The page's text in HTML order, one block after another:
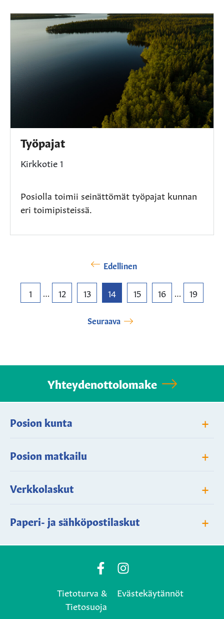
Työpajat
Kirkkotie 1
Posiolla toimii seinättömät työpajat kunnan
eri toimipisteissä.
Edellinen
1 12 13 14 15 16 19
Seuraava
Yhteydenottolomake
Posion kunta +
Posion matkailu +
Verkkolaskut +
Paperi- ja sähköpostilaskut +
Posio
Facebook
page
Posio
Instagram
Tietoturva &
Tietosuoja
Evästekäytännöt